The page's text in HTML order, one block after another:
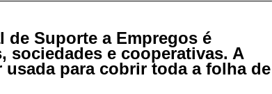
de Suporte a Empregos é
sociedades e cooperativas. A
para cobrir toda a folha de